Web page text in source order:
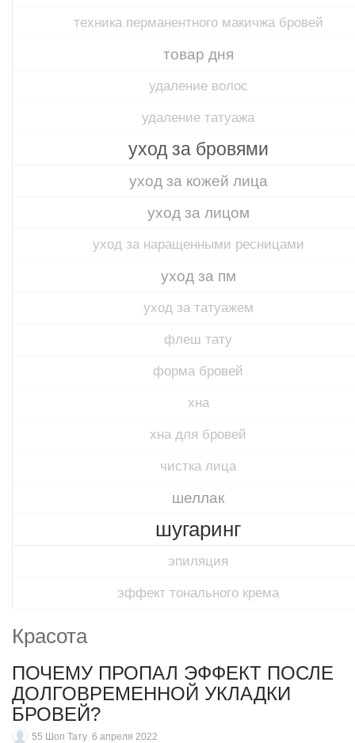
техника перманентного макичжа бровей
товар дня
удаление волос
удаление татуажа
уход за бровями
уход за кожей лица
уход за лицом
уход за наращенными ресницами
уход за пм
уход за татуажем
флеш тату
форма бровей
хна
хна для бровей
чистка лица
шеллак
шугаринг
эпиляция
эффект тонального крема
Красота
ПОЧЕМУ ПРОПАЛ ЭФФЕКТ ПОСЛЕ
ДОЛГОВРЕМЕННОЙ УКЛАДКИ
БРОВЕЙ?
55 Шоп Тату 6 апреля 2022